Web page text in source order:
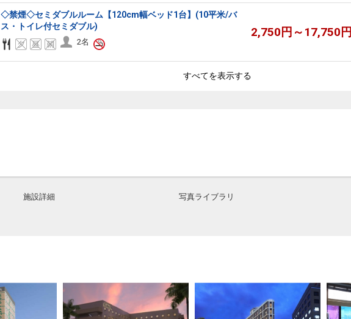
◇禁煙◇セミダブルルーム【120cm幅ベッド1台】(10平米/バ
ス・トイレ付セミダブル)
2名
2,750円～17,750円
すべてを表示する
施設詳細 写真ライブラリ